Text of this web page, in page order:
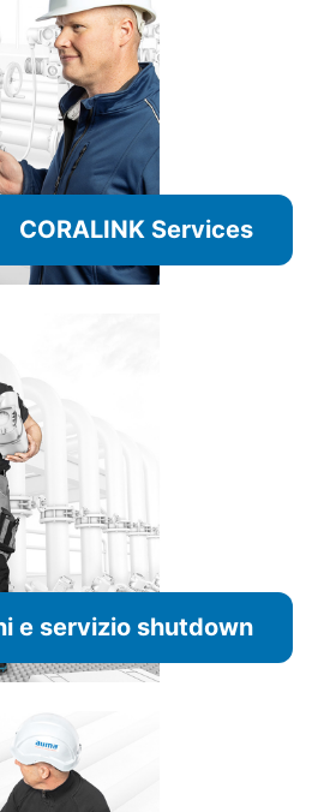
CORALINK Services
e servizio shutdown